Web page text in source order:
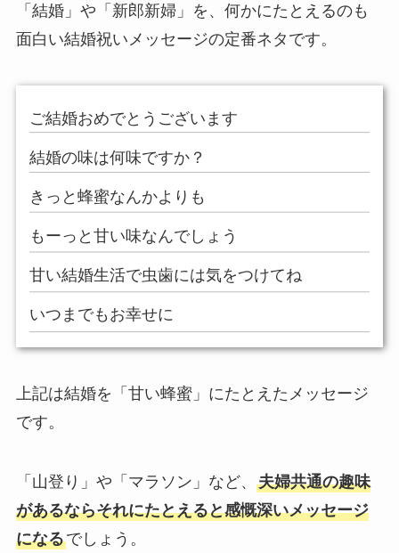
「結婚」や「新郎新婦」を、何かにたとえるのも
面白い結婚祝いメッセージの定番ネタです。
ご結婚おめでとうございます
結婚の味は何味ですか？
きっと蜂蜜なんかよりも
もーっと甘い味なんでしょう
甘い結婚生活で虫歯には気をつけてね
いつまでもお幸せに
上記は結婚を「甘い蜂蜜」にたとえたメッセージ
です。
「山登り」や「マラソン」など、 夫婦共通の趣味
があるならそれにたとえると感慨深いメッセージ
になるでしょう。